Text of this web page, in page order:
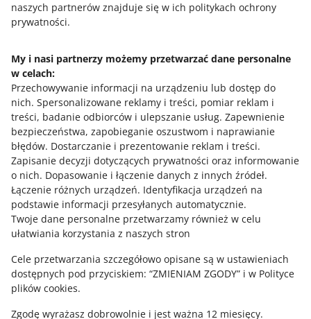
naszych partnerów znajduje się w ich politykach ochrony
prywatności.
My i nasi partnerzy możemy przetwarzać dane personalne
w celach:
Przechowywanie informacji na urządzeniu lub dostęp do
nich. Spersonalizowane reklamy i treści, pomiar reklam i
treści, badanie odbiorców i ulepszanie usług. Zapewnienie
bezpieczeństwa, zapobieganie oszustwom i naprawianie
błędów. Dostarczanie i prezentowanie reklam i treści.
Zapisanie decyzji dotyczących prywatności oraz informowanie
o nich. Dopasowanie i łączenie danych z innych źródeł.
Łączenie różnych urządzeń. Identyfikacja urządzeń na
podstawie informacji przesyłanych automatycznie.
Twoje dane personalne przetwarzamy również w celu
ułatwiania korzystania z naszych stron
Cele przetwarzania szczegółowo opisane są w ustawieniach
dostępnych pod przyciskiem: “ZMIENIAM ZGODY” i w Polityce
plików cookies.
Zgodę wyrażasz dobrowolnie i jest ważna 12 miesięcy.
Allegro - Dom i Ogród - Wyposażenie - Ozdoby
świąteczne i okolicznościowe - Fajerwerki (kat. nr
Allegro - Dom i Ogród - Wyposażenie - Zabawne
gadżety (kat. nr 121237)
Allegro - Kolekcje i sztuka - Kolekcje - Militaria - Broń
(kat. nr 3690)
Allegro - Kolekcje i sztuka - Kolekcje - Trafika (kat. nr
47937)
Allegro - Kultura i rozrywka - Gry Towarzyskie -
Planszowe - Dla dorosłych (kat. nr 256617)
Allegro - Kultura i rozrywka - Książki i Komiksy -
Literatura obyczajowa, erotyczna - Literatura erotyczna
(kat. nr 255982)
4079)
Allegro - Motoryzacja - Motocykle i quady (kat. nr
SZYBKA WSKAZÓWKA 7 MIN
SZYBKA WSKAZÓWKA 4 MIN
Smart! Monety na Allegro
SZYBKA WSKAZÓWKA 6 MIN
Kampanie Allegro - poznaj narzędzia i
przygotuj swoje oferty na wyjątkowe
promocje
SZYBKA WSKAZÓWKA
Allegro
Potrzebujesz pomocy?
Skontaktuj się z nami
Zapytaj społeczność
Zajrzyj na Allegro Gadane